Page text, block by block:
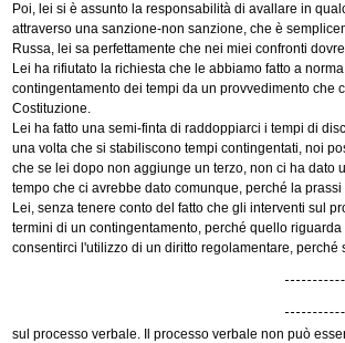
Poi, lei si è assunto la responsabilità di avallare in
attraverso una sanzione-non sanzione, che è
Russa, lei sa perfettamente che nei miei confronti
Lei ha rifiutato la richiesta che le abbiamo fatto a
contingentamento dei tempi da un provvedimento
Costituzione.
Lei ha fatto una semi-finta di raddoppiarci i tempi di
una volta che si stabiliscono tempi contingentati, noi
che se lei dopo non aggiunge un terzo, non ci ha dato
tempo che ci avrebbe dato comunque, perché la
Lei, senza tenere conto del fatto che gli interventi sul
termini di un contingentamento, perché quello
consentirci l'utilizzo di un diritto regolamentare,
sul processo verbale. Il processo verbale non può